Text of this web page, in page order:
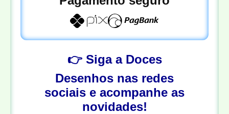
👉 Siga a Doces
Desenhos nas redes
sociais e acompanhe as
novidades!